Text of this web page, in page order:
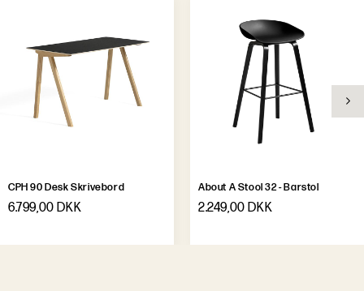
CPH 90 Desk Skrivebord
6.799,00 DKK
About A Stool 32 - Barstol
2.249,00 DKK